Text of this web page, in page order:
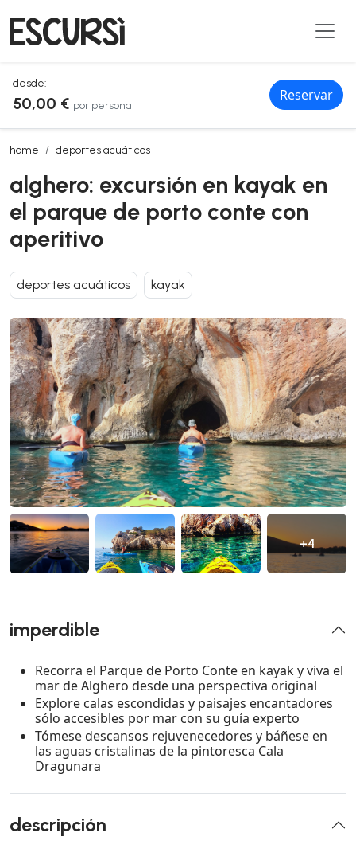
desde:
50,00 € por persona
Reservar
home deportes acuáticos
alghero: excursión en kayak en el parque de porto conte con
alghero: excursión en kayak en
el parque de porto conte con
aperitivo
deportes acuáticos kayak
+4
imperdible
Recorra el Parque de Porto Conte en kayak y viva el
mar de Alghero desde una perspectiva original
Explore calas escondidas y paisajes encantadores
sólo accesibles por mar con su guía experto
Tómese descansos rejuvenecedores y báñese en
las aguas cristalinas de la pintoresca Cala
Dragunara
descripción